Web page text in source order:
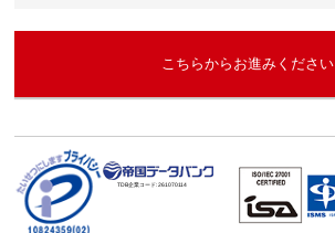
こちらからお進みください
TDB企業コード:261070114